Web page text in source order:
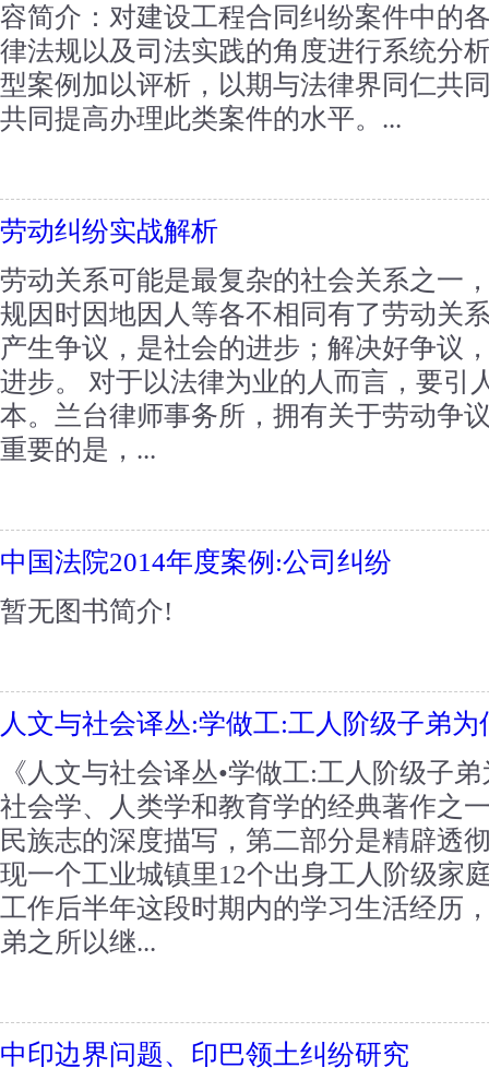
容简介：对建设工程合同纠纷案件中的
律法规以及司法实践的角度进行系统分
型案例加以评析，以期与法律界同仁共
共同提高办理此类案件的水平。...
劳动纠纷实战解析
劳动关系可能是最复杂的社会关系之一
规因时因地因人等各不相同有了劳动关
产生争议，是社会的进步；解决好争议
进步。 对于以法律为业的人而言，要引
本。兰台律师事务所，拥有关于劳动争
重要的是，...
中国法院2014年度案例:公司纠纷
暂无图书简介!
人文与社会译丛:学做工:工人阶级子弟为
《人文与社会译丛•学做工:工人阶级子
社会学、人类学和教育学的经典著作之
民族志的深度描写，第二部分是精辟透
现一个工业城镇里12个出身工人阶级家
工作后半年这段时期内的学习生活经历
弟之所以继...
中印边界问题、印巴领土纠纷研究